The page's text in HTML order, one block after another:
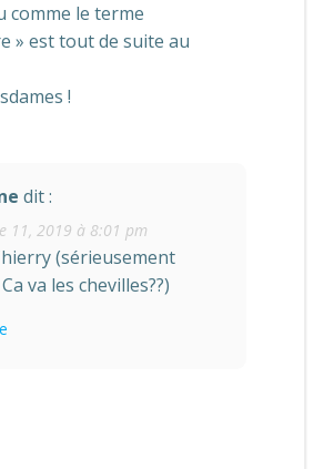
comme le terme
» est tout de suite au
!
dit :
11, 2019 à 8:01 pm
(sérieusement
Ca va les chevilles??)